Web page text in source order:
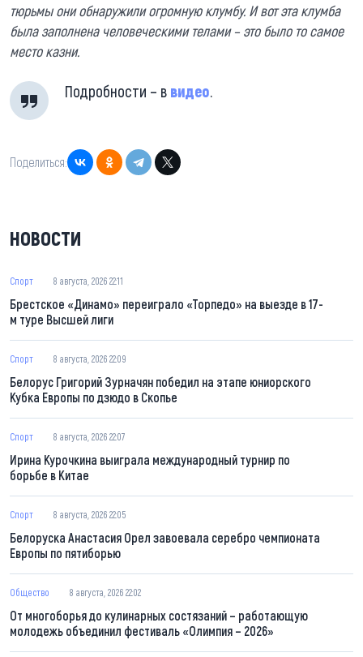
тюрьмы они обнаружили огромную клумбу. И вот эта клумба
была заполнена человеческими телами – это было то самое
место казни.
Подробности – в видео
Поделиться:
НОВОСТИ
Спорт 8 августа, 2026 22:11
Брестское «Динамо» переиграло «Торпедо» на выезде в 17-
м туре Высшей лиги
Спорт 8 августа, 2026 22:09
Белорус Григорий Зурначян победил на этапе юниорского
Кубка Европы по дзюдо в Скопье
Спорт 8 августа, 2026 22:07
Ирина Курочкина выиграла международный турнир по
борьбе в Китае
Спорт 8 августа, 2026 22:05
Белоруска Анастасия Орел завоевала серебро чемпионата
Европы по пятиборью
Общество 8 августа, 2026 22:02
От многоборья до кулинарных состязаний – работающую
молодежь объединил фестиваль «Олимпия – 2026»